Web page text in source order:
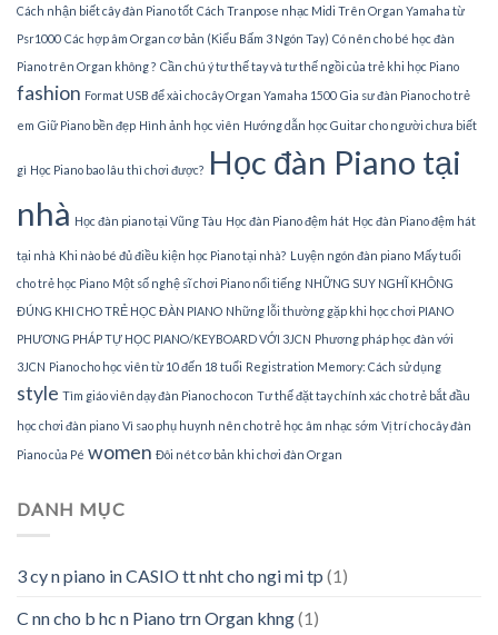
Cách nhận biết cây đàn Piano tốt Cách Tranpose nhạc Midi Trên Organ Yamaha từ
Psr1000 Các hợp âm Organ cơ bản (Kiểu Bấm 3 Ngón Tay) Có nên cho bé học đàn
Piano trên Organ không ? Cần chú ý tư thế tay và tư thế ngồi của trẻ khi học Piano
fashion Format USB để xài cho cây Organ Yamaha 1500 Gia sư đàn Piano cho trẻ
em Giữ Piano bền đẹp Hình ảnh học viên Hướng dẫn học Guitar cho người chưa biết
gì Học Piano bao lâu thì chơi được? Học đàn Piano tại
nhà Học đàn piano tại Vũng Tàu Học đàn Piano đệm hát Học đàn Piano đệm hát
tại nhà Khi nào bé đủ điều kiện học Piano tại nhà? Luyện ngón đàn piano Mấy tuổi
cho trẻ học Piano Một số nghệ sĩ chơi Piano nổi tiếng NHỮNG SUY NGHĨ KHÔNG
ĐÚNG KHI CHO TRẺ HỌC ĐÀN PIANO Những lỗi thường gặp khi học chơi PIANO
PHƯƠNG PHÁP TỰ HỌC PIANO/KEYBOARD VỚI 3JCN Phương pháp học đàn với
3JCN Piano cho học viên từ 10 đến 18 tuổi Registration Memory: Cách sử dụng
style Tìm giáo viên dạy đàn Piano cho con Tư thế đặt tay chính xác cho trẻ bắt đầu
học chơi đàn piano Vì sao phụ huynh nên cho trẻ học âm nhạc sớm Vị trí cho cây đàn
Piano của Pé women Đôi nét cơ bản khi chơi đàn Organ
DANH MỤC
3 cy n piano in CASIO tt nht cho ngi mi tp (1)
C nn cho b hc n Piano trn Organ khng(1)